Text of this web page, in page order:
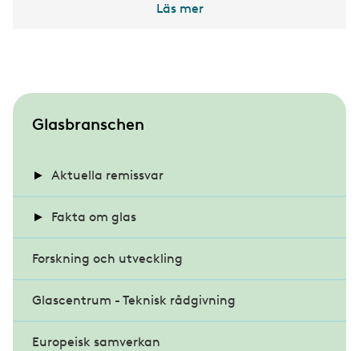
Läs mer
m
n
Glasbranschen
Aktuella remissvar
Energihushållning och värmeisolering i
Fakta om glas
Energieffektiva glas
Glasets historia
Projektrapporter
Forskning och utveckling
Glascentrum - Teknisk rådgivning
Europeisk samverkan